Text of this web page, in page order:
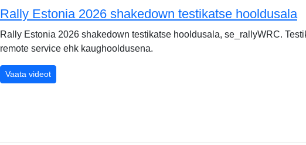
Rally Estonia 2026 shakedown testikatse hooldusala
Rally Estonia 2026 shakedown testikatse hooldusala, se_rallyWRC.
remote service ehk kaughooldusena.
Vaata videotRally Estonia 2026 shakedown testikatse hooldusala